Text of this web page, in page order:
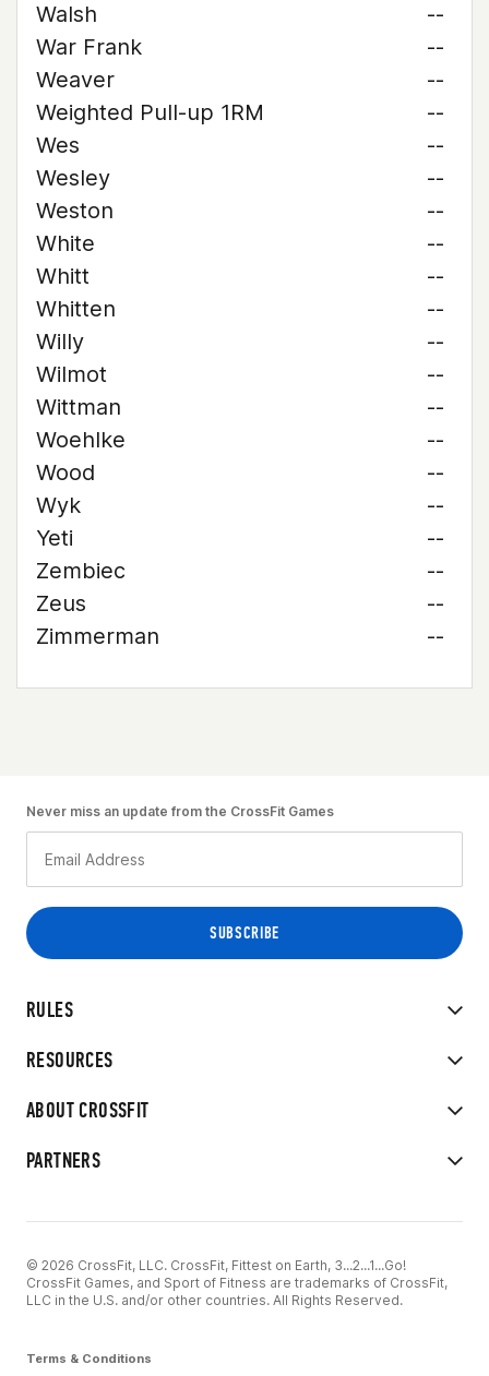
Walsh
--
War Frank
--
Weaver
--
Weighted Pull-up 1RM
--
Wes
--
Wesley
--
Weston
--
White
--
Whitt
--
Whitten
--
Willy
--
Wilmot
--
Wittman
--
Woehlke
--
Wood
--
Wyk
--
Yeti
--
Zembiec
--
Zeus
--
Zimmerman
--
RULES
RESOURCES
ABOUT CROSSFIT
PARTNERS
Never miss an update from the CrossFit Games
© 2026 CrossFit, LLC. CrossFit, Fittest on Earth, 3...2...1...Go!
CrossFit Games, and Sport of Fitness are trademarks of CrossFit,
LLC in the U.S. and/or other countries. All Rights Reserved.
Terms & Conditions